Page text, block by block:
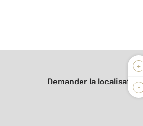
+
-
Demander la localisation